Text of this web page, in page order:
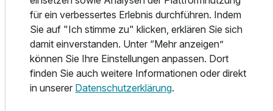
Zusatznächte
Für 7 Tage p.P. ab909,00 €
Genüsse erleben wollen im Hotel Seeperle finden Sie alles,
was Sie für einen unvergesslichen Aufenthalt benötigen.
Das Restaurant Seeperle erwartet Sie mit saisonalen
Spezialitäten und regionalen Köstlichkeiten. Lassen Sie
sich von den Aromen und Geschmacksrichtungen
überraschen und genießen Sie Ihr Mahl in einem stilvollen
für ein verbessertes Erlebnis durchführen. Indem
Sie auf "Ich stimme zu" klicken, erklären Sie sich
damit einverstanden. Unter “Mehr anzeigen”
können Sie Ihre Einstellungen anpassen. Dort
finden Sie auch weitere Informationen oder direkt
in unserer Datenschutzerklärung.